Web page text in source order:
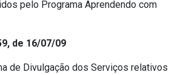
pelo Programa Aprendendo com
de 16/07/09
de Divulgação dos Serviços relativos